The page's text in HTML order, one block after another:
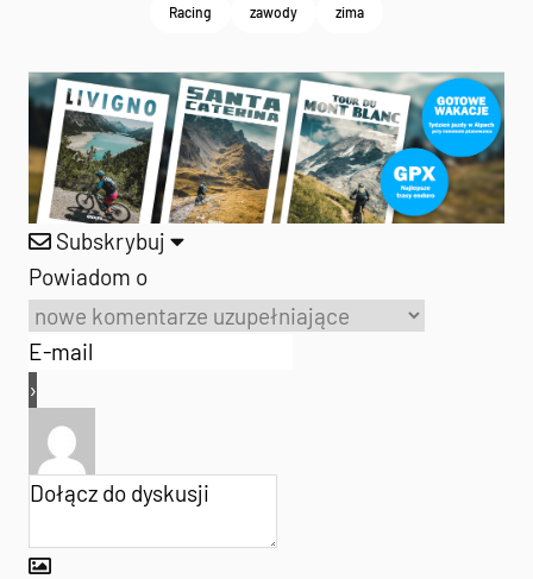
Racing zawody zima
Subskrybuj
Powiadom o